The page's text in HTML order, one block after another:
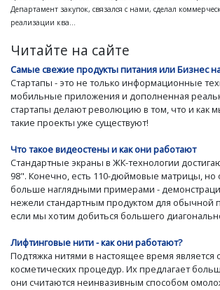
Департамент закупок, связался с нами, сделал
реализации ква...
Читайте на сайте
Самые свежие продукты питания или Бизнес
Стартапы - это не только информационные
мобильные приложения и дополненная
стартапы делают революцию в том, что и как
такие проекты уже существуют!
Что такое видеостены и как они работают
Стандартные экраны в ЖК-технологии
98". Конечно, есть 110-дюймовые матрицы, но
больше наглядными примерами -
нежели стандартным продуктом для обычной
если мы хотим добиться большего
Лифтинговые нити - как они работают?
Подтяжка нитями в настоящее время
косметических процедур. Их предлагает
они считаются неинвазивным способом